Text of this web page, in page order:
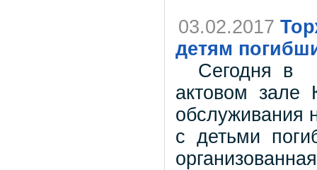
03.02.2017
детям
Сегодня в
актовом зале
обслуживания
с детьми